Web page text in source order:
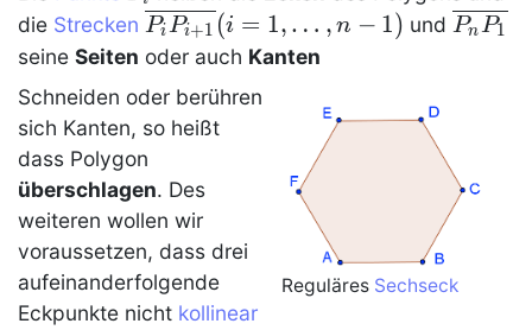
die Strecken \overline {P_i
P_{i+1}}
\braceNT{i=1,
\ldots, n-1 }
PiPi+1 (i = 1, … , n − 1) und PnP1
seine Seiten oder auch Kanten
Reguläres Sechseck
Schneiden oder berühren
sich Kanten, so heißt
dass Polygon
überschlagen. Des
weiteren wollen wir
voraussetzen, dass drei
aufeinanderfolgende
Eckpunkte nicht kollinear